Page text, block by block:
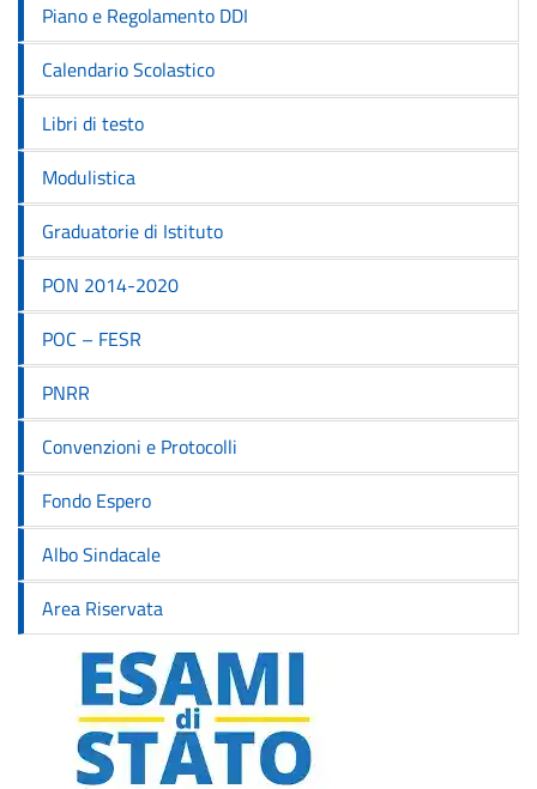
Piano e Regolamento DDI
Calendario Scolastico
Libri di testo
Modulistica
Graduatorie di Istituto
PON 2014-2020
POC – FESR
PNRR
Convenzioni e Protocolli
Fondo Espero
Albo Sindacale
Area Riservata